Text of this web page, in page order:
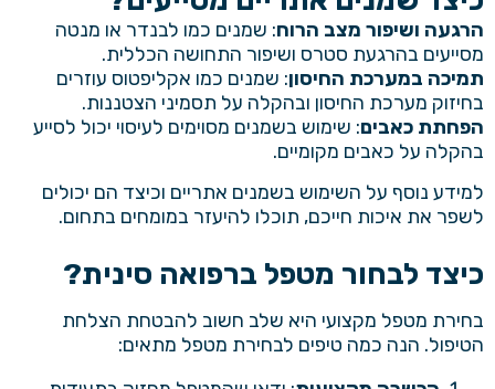
הרגעה ושיפור מצב הרוח: שמנים כמו לבנדר או מנטה
מסייעים בהרגעת סטרס ושיפור התחושה הכללית.
תמיכה במערכת החיסון: שמנים כמו אקליפטוס עוזרים
בחיזוק מערכת החיסון ובהקלה על תסמיני הצטננות.
הפחתת כאבים: שימוש בשמנים מסוימים לעיסוי יכול לסייע
בהקלה על כאבים מקומיים.
למידע נוסף על השימוש בשמנים אתריים וכיצד הם יכולים
לשפר את איכות חייכם, תוכלו להיעזר במומחים בתחום.
כיצד לבחור מטפל ברפואה סינית?
בחירת מטפל מקצועי היא שלב חשוב להבטחת הצלחת
הטיפול. הנה כמה טיפים לבחירת מטפל מתאים: